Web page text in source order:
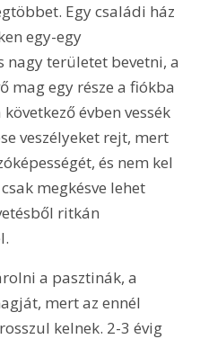
Egy családi ház
egy-egy
nagy területet bevetni, a
mag egy része a fiókba
évben vessék
veszélyeket rejt, mert
és nem kel
megkésve lehet
ritkán
a pasztinák, a
mert az ennél
kelnek. 2-3 évig